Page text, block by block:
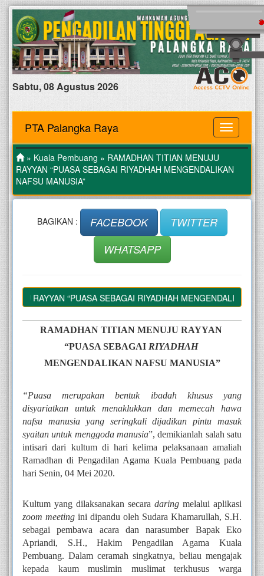
Sabtu, 08 Agustus 2026
MENU
PTA Palangka Raya
» Kuala Pembuang » RAMADHAN TITIAN MENUJU
RAYYAN “PUASA SEBAGAI RIYADHAH MENGENDALIKAN
NAFSU MANUSIA”
BAGIKAN : FACEBOOK
TWITTER
WHATSAPP
RAYYAN “PUASA SEBAGAI RIYADHAH MENGENDALIKAN
RAMADHAN TITIAN MENUJU RAYYAN
“PUASA SEBAGAI RIYADHAH
MENGENDALIKAN NAFSU MANUSIA”
“Puasa merupakan bentuk ibadah khusus yang
disyariatkan untuk menaklukkan dan memecah hawa
nafsu manusia yang seringkali dijadikan pintu masuk
syaitan untuk menggoda manusia”, demikianlah salah satu
intisari dari kultum di hari kelima pelaksanaan amaliah
Ramadhan di Pengadilan Agama Kuala Pembuang pada
hari Senin, 04 Mei 2020.
Kultum yang dilaksanakan secara daring
zoom meeting ini dipandu oleh Sudara Khamarullah, S.H.
sebagai pembawa acara dan narasumber Bapak Eko
Apriandi, S.H., Hakim Pengadilan Agama Kuala
Pembuang. Dalam ceramah singkatnya, beliau mengajak
kepada kaum muslimin muslimat terkhusus warga